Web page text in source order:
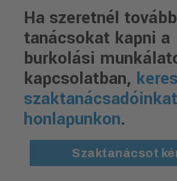
Ha szeretnél
tanácsokat kapni a
burkolási
kapcsolatban,
honlapunkon.
Szaktanácsot